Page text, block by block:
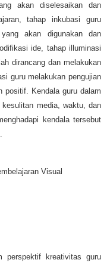
akan diselesaikan dan
tahap inkubasi guru
akan digunakan dan
ide, tahap illuminasi
dirancang dan melakukan
guru melakukan pengujian
positif. Kendala guru dalam
media, waktu, dan
kendala tersebut
Visual
perspektif kreativitas guru